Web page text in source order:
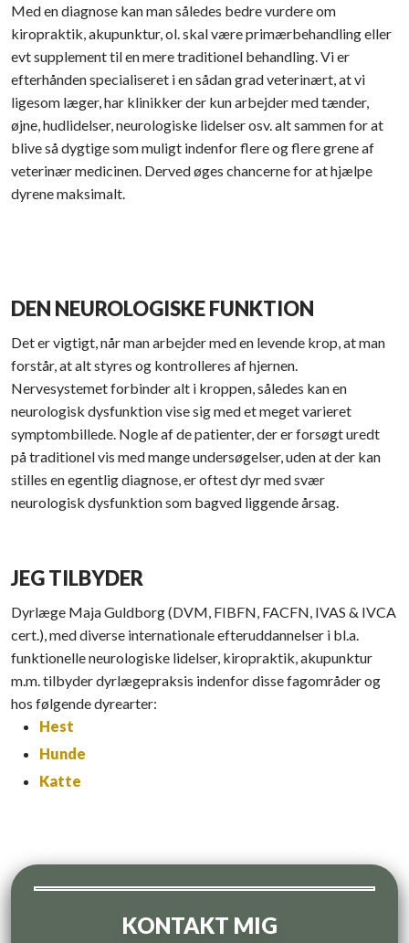
Med en diagnose kan man således bedre vurdere om
kiropraktik, akupunktur, ol. skal være primærbehandling eller
evt supplement til en mere traditionel behandling. Vi er
efterhånden specialiseret i en sådan grad veterinært, at vi
ligesom læger, har klinikker der kun arbejder med tænder,
øjne, hudlidelser, neurologiske lidelser osv. alt sammen for at
blive så dygtige som muligt indenfor flere og flere grene af
veterinær medicinen. Derved øges chancerne for at hjælpe
dyrene maksimalt.
DEN ​NEUROLOGISKE FUNKTION
Det er vigtigt, når man arbejder med en levende krop, at man
forstår, at alt styres og kontrolleres af hjernen.
Nervesystemet forbinder alt i kroppen, således kan en
neurologisk dysfunktion vise sig med et meget varieret
symptombillede. Nogle af de patienter, der er forsøgt uredt
på traditionel vis med mange undersøgelser, uden at der kan
stilles en egentlig diagnose, er oftest dyr med svær
neurologisk dysfunktion som bagved liggende årsag.
JEG TILBYDER
Dyrlæge Maja Guldborg (DVM, FIBFN, FACFN, IVAS & IVCA
cert.), med diverse internationale efteruddannelser i bl.a.
funktionelle neurologiske lidelser, kiropraktik, akupunktur
m.m. tilbyder dyrlægepraksis indenfor disse fagområder og
hos følgende dyrearter:
Hest
Hunde
Katte
KONTAKT MIG